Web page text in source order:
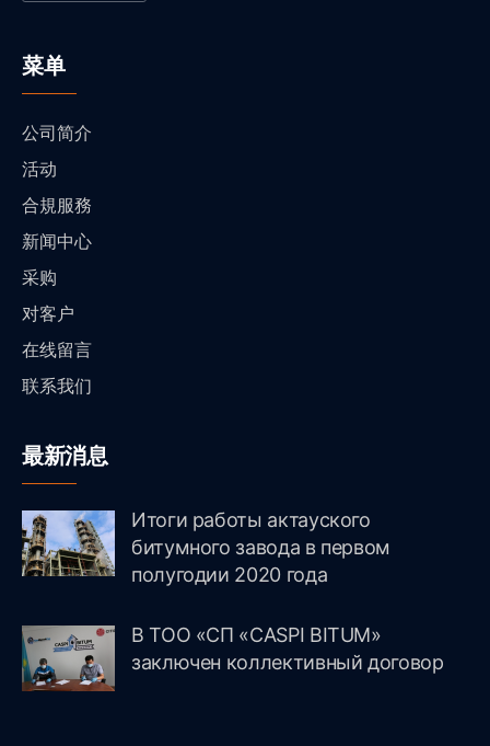
菜单
公司简介
活动
合規服務
新闻中心
采购
对客户
在线留言
联系我们
最新消息
Итоги работы актауского
битумного завода в первом
полугодии 2020 года
В ТОО «СП «CASPI BITUM»
заключен коллективный договор